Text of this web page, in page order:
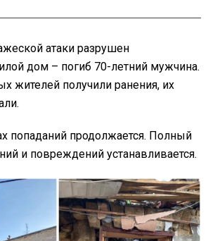
атаки разрушен
дом – погиб 70-летний мужчина.
жителей получили ранения, их
попаданий продолжается. Полный
и повреждений устанавливается.